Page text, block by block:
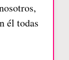
él todas